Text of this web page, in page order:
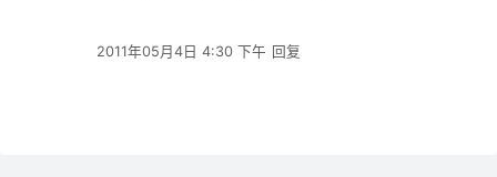
2011年05月4日 4:30 下午 回复